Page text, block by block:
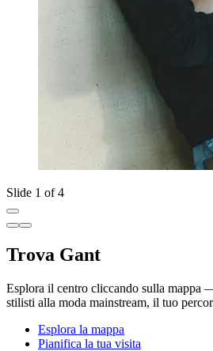
Slide 1 of 4
Trova Gant
Esplora il centro cliccando sulla mappa
stilisti alla moda mainstream, il tuo
Esplora la mappa
Pianifica la tua visita